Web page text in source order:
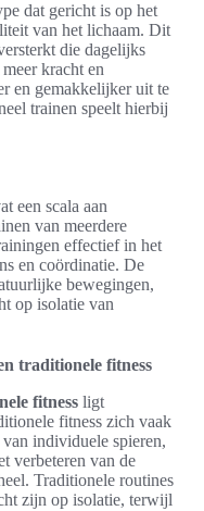
dat gericht is op het
van het lichaam. Dit
die dagelijks
kracht en
en gemakkelijker uit te
trainen speelt hierbij
een scala aan
van meerdere
effectief in het
en coördinatie. De
bewegingen,
op isolatie van
traditionele fitness
fitness ligt
fitness zich vaak
individuele spieren,
verbeteren van de
Traditionele routines
zijn op isolatie, terwijl